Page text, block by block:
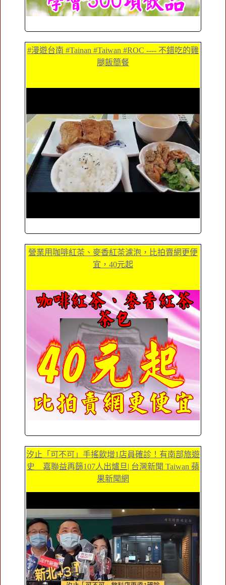
#漫遊台南 #Tainan #Taiwan #ROC ---- 不錯吃的雞
腿飯簡餐
營業用咖啡紅茶、麥香紅茶濾泡，比拍賣網更便
宜，40元起
汐止「可不可」手搖飲增1店員確診！有南部旅遊
史 嘉聯益再篩107人出爐旦| 台灣新聞 Taiwan 蘋
果新聞網